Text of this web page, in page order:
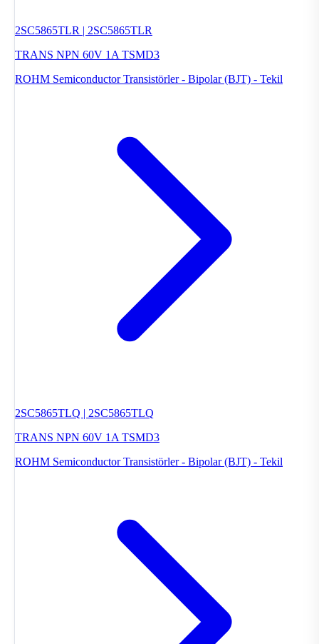
2SC5865TLR | 2SC5865TLR
TRANS NPN 60V 1A TSMD3
ROHM Semiconductor Transistörler - Bipolar (BJT) - Tekil
2SC5865TLQ | 2SC5865TLQ
TRANS NPN 60V 1A TSMD3
ROHM Semiconductor Transistörler - Bipolar (BJT) - Tekil